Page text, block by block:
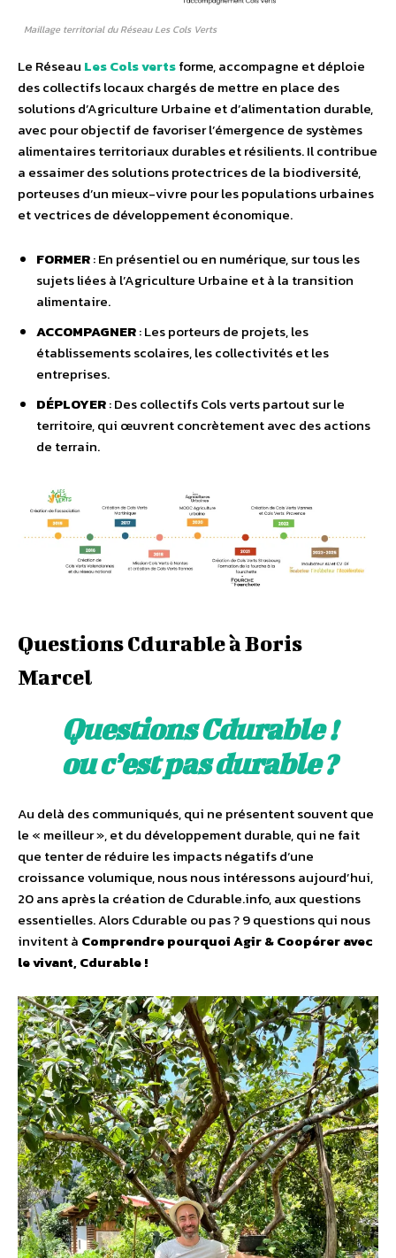
Maillage territorial du Réseau Les Cols Verts
Le Réseau Les Cols vertsforme, accompagne et déploie
des collectifs locaux chargés de mettre en place des
solutions d’Agriculture Urbaine et d’alimentation durable,
avec pour objectif de favoriser l’émergence de systèmes
alimentaires territoriaux durables et résilients. Il contribue
a essaimer des solutions protectrices de la biodiversité,
porteuses d’un mieux-vivre pour les populations urbaines
et vectrices de développement économique.
FORMER: En présentiel ou en numérique, sur tous les
sujets liées à l’Agriculture Urbaine et à la transition
alimentaire.
ACCOMPAGNER: Les porteurs de projets, les
établissements scolaires, les collectivités et les
entreprises.
DÉPLOYER: Des collectifs Cols verts partout sur le
territoire, qui œuvrent concrètement avec des actions
de terrain.
Questions Cdurable à Boris
Marcel
Questions Cdurable !
ou c’est pas durable ?
Au delà des communiqués, qui ne présentent souvent que
le « meilleur », et du développement durable, qui ne fait
que tenter de réduire les impacts négatifs d‘une
croissance volumique, nous nous intéressons aujourd’hui,
20 ans après la création de Cdurable.info, aux questions
essentielles. Alors Cdurable ou pas ? 9 questions qui nous
invitent à Comprendre pourquoi Agir & Coopérer avec
le vivant, Cdurable !